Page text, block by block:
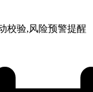
校验,风险预警提醒